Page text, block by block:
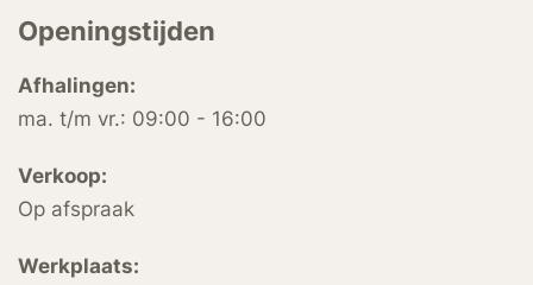
Openingstijden
Afhalingen:
ma. t/m vr.: 09:00 - 16:00
Verkoop:
Op afspraak
Werkplaats: